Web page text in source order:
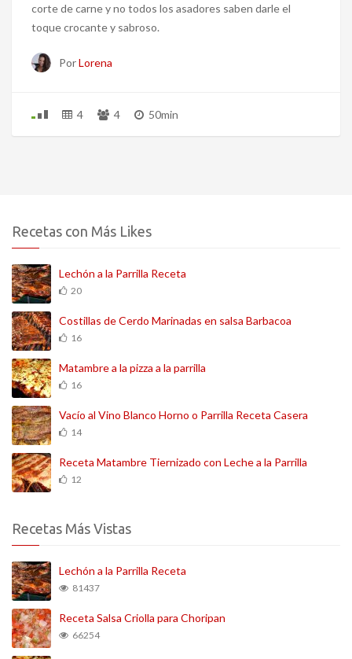
corte de carne y no todos los asadores saben darle el
toque crocante y sabroso.
PorLorena
4 4 50min
Recetas con Más Likes
Lechón a la Parrilla Receta
20
Costillas de Cerdo Marinadas en salsa Barbacoa
16
Matambre a la pizza a la parrilla
16
Vacío al Vino Blanco Horno o Parrilla Receta Casera
14
Receta Matambre Tiernizado con Leche a la Parrilla
12
Recetas Más Vistas
Lechón a la Parrilla Receta
81437
Receta Salsa Criolla para Choripan
66254